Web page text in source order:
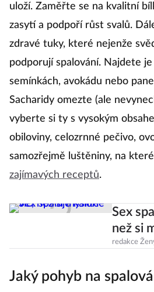
uloží. Zaměřte se na kvalitní
zasytí a podpoří růst svalů.
zdravé tuky, které nejenže
podporují spalování. Najdete
semínkách, avokádu nebo
Sacharidy omezte (ale
vyberte si ty s vysokým
obiloviny, celozrnné pečivo,
samozřejmě luštěniny, na
zajímavých receptů.
Sex
než si
redakce
Jaký pohyb na